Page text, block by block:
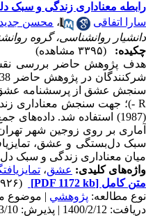
رابطه معناداری زندگی و سبک
سارا اتفاقی
، محسن
دانشیار روانشناسی، گروه
چکیده:
(۳۳۹۵ مشاهده)
هدف پژوهش حاضر بررسی نقش
سنجش عشق از پرسشنامه عشق دیدگاه دانشمندان
- R
)؛ جهت سنجش معناداری
(1987) استفاده شد. داده‌های جمع‌آوری‌شده با استفاده از نرم‌افزار
آماری بر روی زوجین شهر
سبک دل‌بستگی و عشق،
میان معناداری زندگی و سبک
واژه‌های کلیدی: عشق،
متن کامل [PDF 1172 kb]
(۹۲۶ دریافت)
نوع مطالعه: پژوهشي | موضوع
دریافت: 1400/2/12 | پذیرش: 1400/3/10 | انتشار: 1400/3/10